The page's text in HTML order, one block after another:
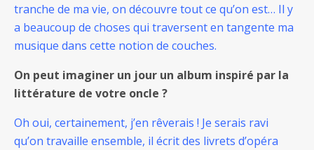
tranche de ma vie, on découvre tout ce qu’on est… Il y
a beaucoup de choses qui traversent en tangente ma
musique dans cette notion de couches.
On peut imaginer un jour un album inspiré par la
littérature de votre oncle ?
Oh oui, certainement, j’en rêverais ! Je serais ravi
qu’on travaille ensemble, il écrit des livrets d’opéra